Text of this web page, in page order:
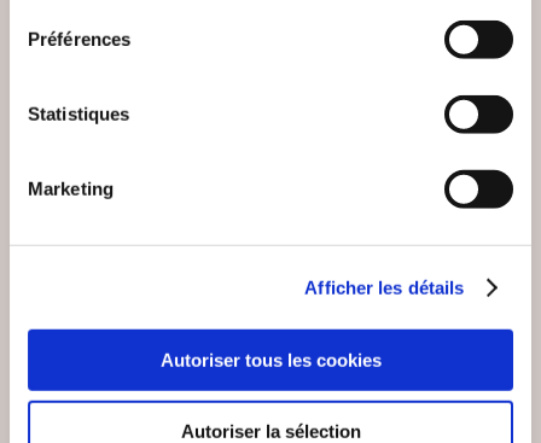
Préférences
Statistiques
Marketing
Afficher les détails
Autoriser tous les cookies
Autoriser la sélection
Bien-être, santé, famille